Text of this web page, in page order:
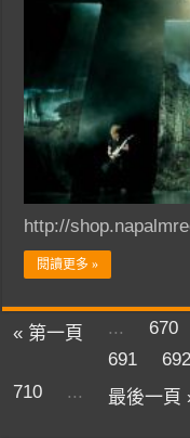
http://
閱讀更多 »
« 第一頁 ... 670
691
692
710
... 最後一頁